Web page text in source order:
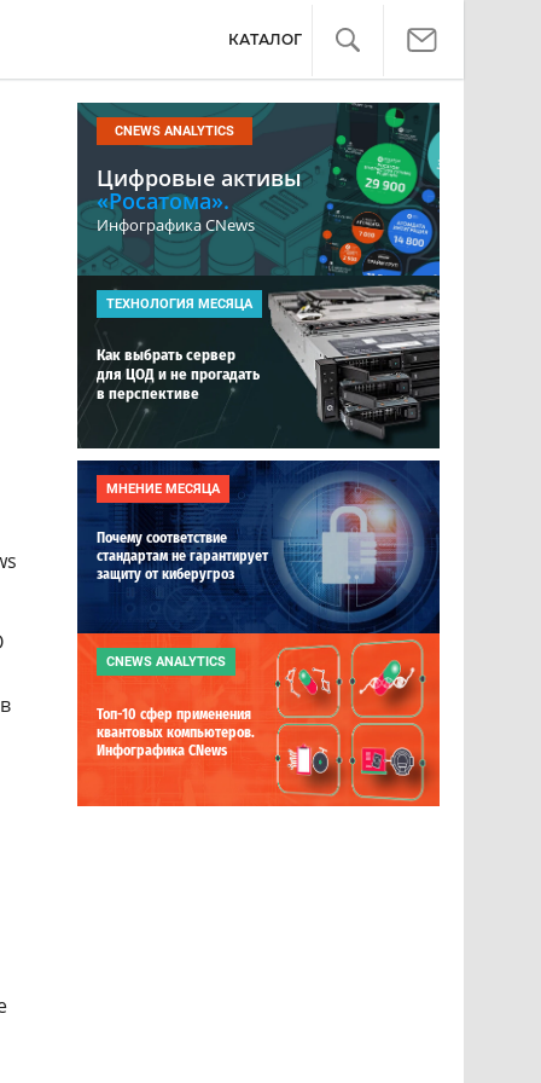
КАТАЛОГ
CNEWS ANALYTICS
Цифровые активы
«Росатома».
Инфографика CNews
ТЕХНОЛОГИЯ МЕСЯЦА
Как выбрать сервер
для ЦОД и не прогадать
в перспективе
МНЕНИЕ МЕСЯЦА
Почему соответствие
стандартам не гарантирует
защиту от киберугроз
CNEWS ANALYTICS
Топ-10 сфер применения
квантовых компьютеров.
Инфографика CNews